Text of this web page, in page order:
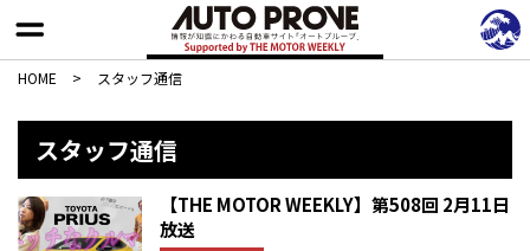
HOME > スタッフ通信
スタッフ通信
【THE MOTOR WEEKLY】第508回 2月11日
放送